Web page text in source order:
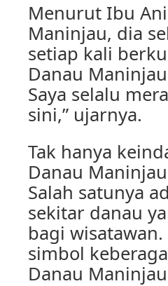
Menurut Ibu
Maninjau, dia
setiap kali
Danau
Saya selalu
sini,” ujarnya.
Tak hanya
Danau
Salah satunya
sekitar danau
bagi
simbol
Danau